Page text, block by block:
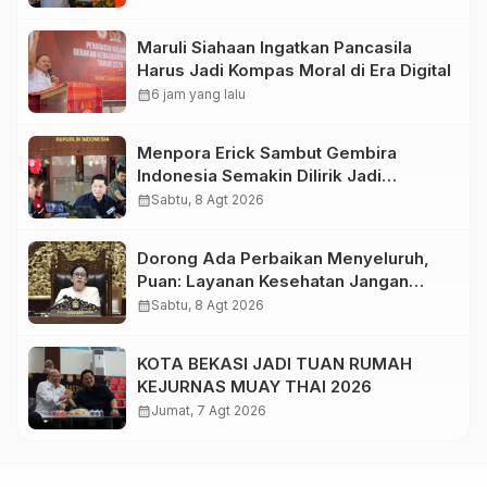
Maruli Siahaan Ingatkan Pancasila
Harus Jadi Kompas Moral di Era Digital
calendar_month6 jam yang lalu
Menpora Erick Sambut Gembira
Indonesia Semakin Dilirik Jadi
Destinasi Pramusim Favorit Klub-Klub
calendar_monthSabtu, 8 Agt 2026
Dorong Ada Perbaikan Menyeluruh,
Puan: Layanan Kesehatan Jangan
Kehilangan Empati
calendar_monthSabtu, 8 Agt 2026
KOTA BEKASI JADI TUAN RUMAH
KEJURNAS MUAY THAI 2026
calendar_monthJumat, 7 Agt 2026